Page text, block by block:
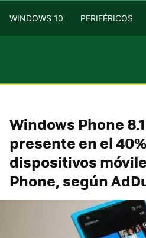
WINDOWS 10 PERIFÉRICOS
Windows Phone
presente en el
dispositivos
Phone, según